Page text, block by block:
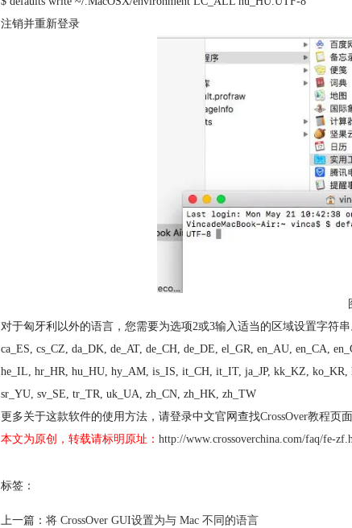
注销并重新登录
对于匈牙利以外的语言，您需要为选项2或3输入适当的区域设置字符
ca_ES, cs_CZ, da_DK, de_AT, de_CH, de_DE, el_GR, en_AU, en_CA,
he_IL, hr_HR, hu_HU, hy_AM, is_IS, it_CH, it_IT, ja_JP, kk_KZ,
sr_YU, sv_SE, tr_TR, uk_UA, zh_CN, zh_HK, zh_TW
更多关于这款软件的使用方法，请登录中文官网查找CrossOver教程页面
本文为原创，转载请标明原址： http://www.crossoverchina.com/faq/fe-
标签：
上一篇： 将 CrossOver GUI设置为与 Mac 不同的语言